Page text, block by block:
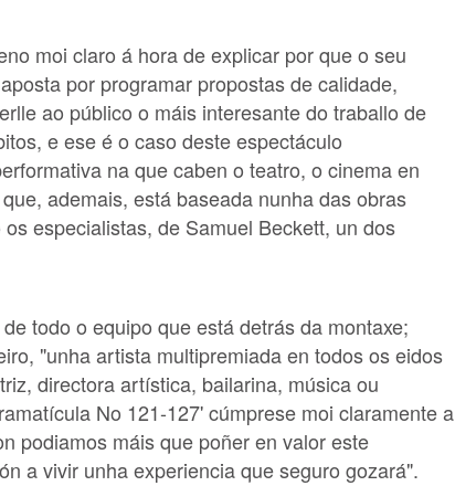
moi claro á hora de explicar por que o seu
por programar propostas de calidade,
ao público o máis interesante do traballo de
e ese é o caso deste espectáculo
na que caben o teatro, o cinema en
ademais, está baseada nunha das obras
especialistas, de Samuel Beckett, un dos
todo o equipo que está detrás da montaxe;
"unha artista multipremiada en todos os eidos
directora artística, bailarina, música ou
No 121-127' cúmprese moi claramente a
podiamos máis que poñer en valor este
a vivir unha experiencia que seguro gozará".